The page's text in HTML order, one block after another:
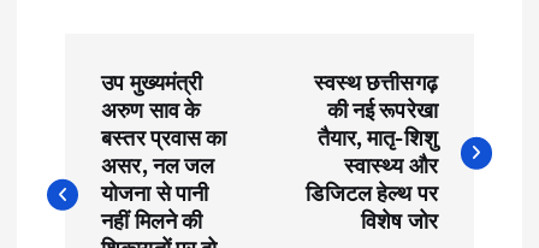
s
उप मुख्यमंत्री
अरुण साव के
बस्तर प्रवास का
असर, नल जल
योजना से पानी
नहीं मिलने की
स्वस्थ छत्तीसगढ़
की नई रूपरेखा
तैयार, मातृ-शिशु
स्वास्थ्य और
डिजिटल हेल्थ पर
विशेष जोर